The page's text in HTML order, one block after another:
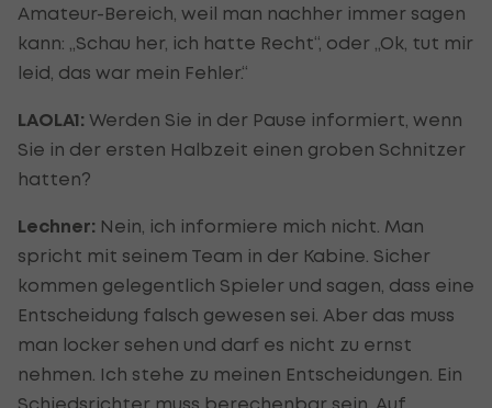
Amateur-Bereich, weil man nachher immer sagen
kann: „Schau her, ich hatte Recht“, oder „Ok, tut mir
leid, das war mein Fehler.“
LAOLA1: Werden Sie in der Pause informiert, wenn
Sie in der ersten Halbzeit einen groben Schnitzer
hatten?
Lechner: Nein, ich informiere mich nicht. Man
spricht mit seinem Team in der Kabine. Sicher
kommen gelegentlich Spieler und sagen, dass eine
Entscheidung falsch gewesen sei. Aber das muss
man locker sehen und darf es nicht zu ernst
nehmen. Ich stehe zu meinen Entscheidungen. Ein
Schiedsrichter muss berechenbar sein. Auf